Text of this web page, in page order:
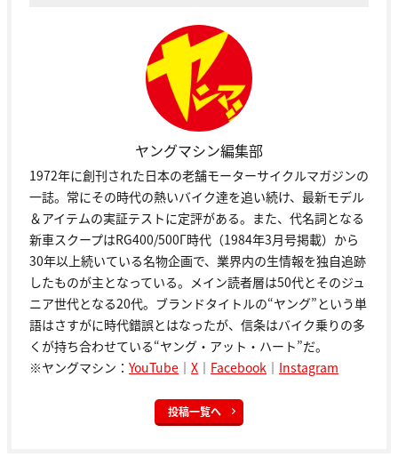
ヤングマシン編集部
1972年に創刊された日本の老舗モーターサイクルマガジンの
一誌。常にその時代の熱いバイク達を追い続け、最新モデル
＆アイテムの実証テストに定評がある。また、代名詞となる
新車スクープはRG400/500Γ時代（1984年3月号掲載）から
30年以上続いている名物企画で、業界内の生情報を独自追跡
したものが主となっている。メイン読者層は50代とそのジュ
ニア世代となる20代。ブランドタイトルの“ヤング”という単
語はさすがに時代錯誤とはなったが、信条はバイク乗りの多
くが持ち合わせている“ヤング・アット・ハート”だ。
※ヤングマシン： YouTube ｜ X ｜ Facebook ｜ Instagram
投稿一覧へ